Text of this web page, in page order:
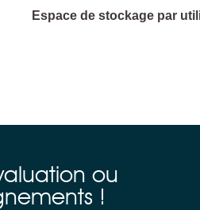
Espace de stockage par
ou
!